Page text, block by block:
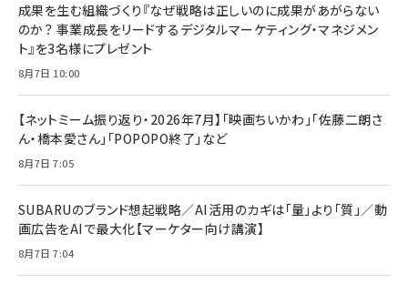
成果を生む組織づくり『なぜ戦略は正しいのに成果があがらない
のか？ 事業成長をリードするデジタルマーケティング・マネジメン
ト』を3名様にプレゼント
8月7日 10:00
【ネットミーム振り返り・2026年7月】「映画ちいかわ」「佐藤二朗さ
ん・橋本愛さん」「POPOPO終了」など
8月7日 7:05
SUBARUのブランド想起戦略／AI活用のカギは「量」より「質」／動
画広告をAIで最大化【マーケター向け講演】
8月7日 7:04